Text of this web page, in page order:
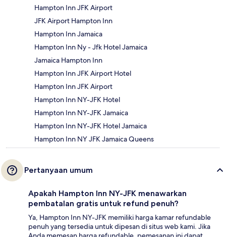
Hampton Inn JFK Airport
JFK Airport Hampton Inn
Hampton Inn Jamaica
Hampton Inn Ny - Jfk Hotel Jamaica
Jamaica Hampton Inn
Hampton Inn JFK Airport Hotel
Hampton Inn JFK Airport
Hampton Inn NY-JFK Hotel
Hampton Inn NY-JFK Jamaica
Hampton Inn NY-JFK Hotel Jamaica
Hampton Inn NY JFK Jamaica Queens
Pertanyaan umum
Apakah Hampton Inn NY-JFK menawarkan
pembatalan gratis untuk refund penuh?
Ya, Hampton Inn NY-JFK memiliki harga kamar refundable
penuh yang tersedia untuk dipesan di situs web kami. Jika